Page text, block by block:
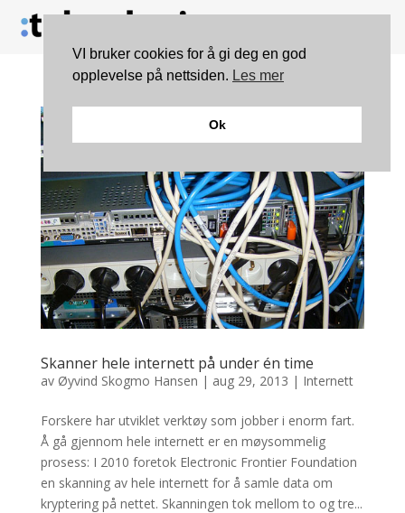
Skanner hele internett på under én time
av Øyvind Skogmo Hansen | aug 29, 2013 | Internett
Forskere har utviklet verktøy som jobber i enorm fart.
Å gå gjennom hele internett er en møysommelig
prosess: I 2010 foretok Electronic Frontier Foundation
en skanning av hele internett for å samle data om
kryptering på nettet. Skanningen tok mellom to og tre...
VI bruker cookies for å gi deg en god
opplevelse på nettsiden. Les mer
Ok